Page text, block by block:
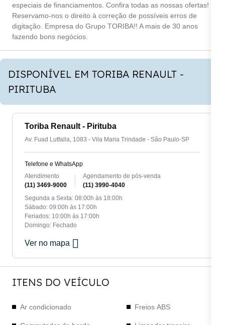
especiais de financiamentos. Confira todas as nossas ofertas!
Reservamo-nos o direito à correção de possíveis erros de
digitação. Empresa do Grupo TORIBA!! A mais de 30 anos
fazendo bons negócios.
DISPONÍVEL EM TORIBA RENAULT -
PIRITUBA
Toriba Renault - Pirituba
Av. Fuad Lutfalla, 1083 - Vila Maria Trindade - São Paulo-SP
Telefone e WhatsApp
Atendimento
(11) 3469-9000
Agendamento de pós-venda
(11) 3990-4040
Segunda a Sexta: 08:00h às 18:00h
Sábado: 09:00h ás 17:00h
Feriados: 10:00h às 17:00h
Domingo: Fechado
Ver no mapa
ITENS DO VEÍCULO
Ar condicionado Freios ABS